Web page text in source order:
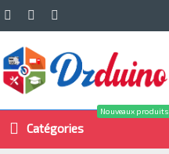
Catégories
Nouveaux produits